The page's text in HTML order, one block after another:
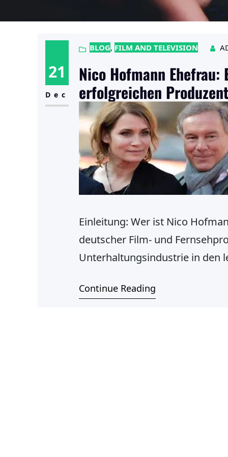
21
Dec
BLOG, FILM AND TELEVISION
Nico Hofmann
erfolgreichen
Einleitung: Wer ist Nico
deutscher Film- und
Unterhaltungsindustrie in den
Namen als innovativer und
Continue Reading